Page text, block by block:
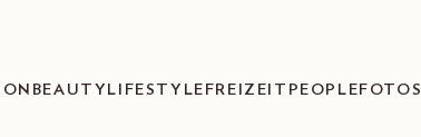
BEAUTY LIFESTYLE FREIZEIT PEOPLEFOTOS